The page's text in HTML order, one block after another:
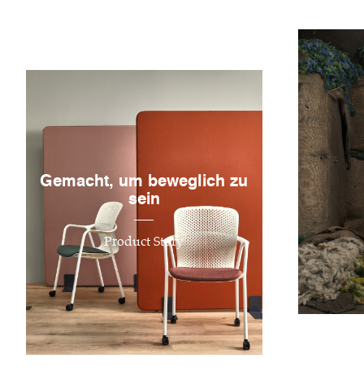
Gemacht, um beweglich zu
sein
Product Story